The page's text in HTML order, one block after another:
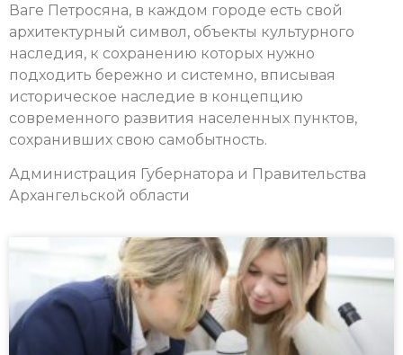
Ваге Петросяна, в каждом городе есть свой
архитектурный символ, объекты культурного
наследия, к сохранению которых нужно
подходить бережно и системно, вписывая
историческое наследие в концепцию
современного развития населенных пунктов,
сохранивших свою самобытность.
Администрация Губернатора и Правительства
Архангельской области